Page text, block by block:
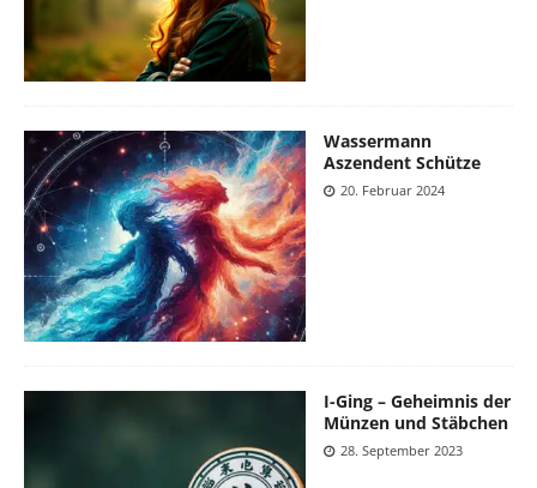
Wassermann
Aszendent Schütze
20. Februar 2024
I-Ging – Geheimnis der
Münzen und Stäbchen
28. September 2023